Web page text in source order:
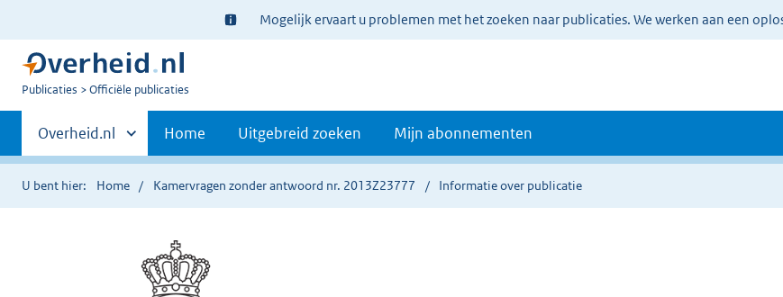
Ter
informatie:
Mogelijk ervaart u problemen met het zoeken naar publicaties. We werken aan een
U
Publicaties Officiële publicaties
Primaire
navigatie
Andere
sites
binnen
Overheid.nl Home Uitgebreid zoeken Mijn abonnementen
U bent hier: Home Kamervragen zonder antwoord nr. 2013Z23777 Informatie over publicatie